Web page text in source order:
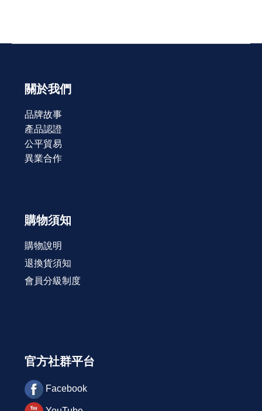
關於我們
品牌故事
產品認證
公平貿易
異業合作
購物須知
購物說明
退換貨須知
會員分級制度
官方社群平台
Facebook